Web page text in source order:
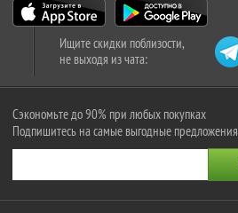
Ищите скидки поблизости,
не выходя из чата:
Сэкономьте до 90% при любых покупках
Подпишитесь на самые выгодные предложения